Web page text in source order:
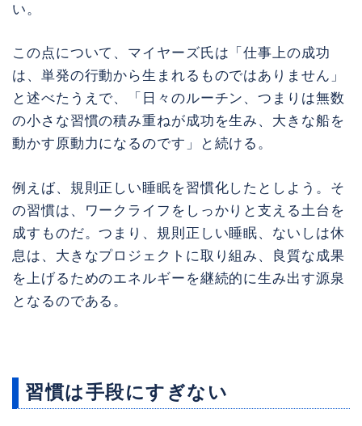
い。
この点について、マイヤーズ氏は「仕事上の成功
は、単発の行動から生まれるものではありません」
と述べたうえで、「日々のルーチン、つまりは無数
の小さな習慣の積み重ねが成功を生み、大きな船を
動かす原動力になるのです」と続ける。
例えば、規則正しい睡眠を習慣化したとしよう。そ
の習慣は、ワークライフをしっかりと支える土台を
成すものだ。つまり、規則正しい睡眠、ないしは休
息は、大きなプロジェクトに取り組み、良質な成果
を上げるためのエネルギーを継続的に生み出す源泉
となるのである。
習慣は手段にすぎない